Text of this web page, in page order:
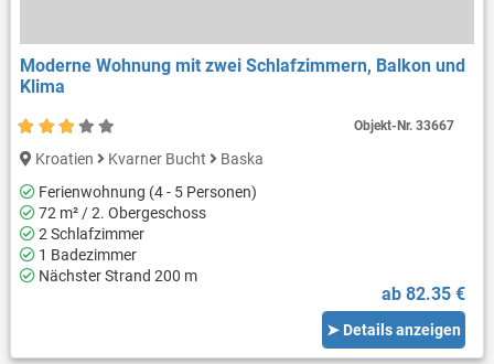
Moderne Wohnung mit zwei Schlafzimmern, Balkon und
Klima
Kroatien Kvarner Bucht
Baska
Ferienwohnung (4 - 5 Personen)
72 m² / 2. Obergeschoss
2 Schlafzimmer
1 Badezimmer
Nächster Strand 200 m
ab 82.35 €
➤ Details anzeigen
Objekt-Nr.33667